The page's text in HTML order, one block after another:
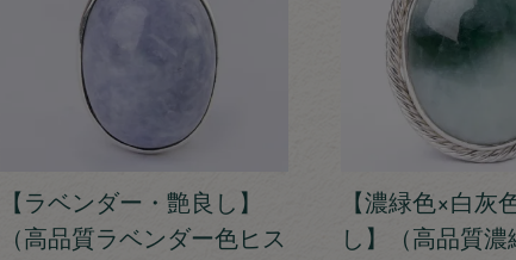
【ラベンダー・艶良し】
（高品質ラベンダー色ヒス
【濃緑色×白灰
し】（高品質濃